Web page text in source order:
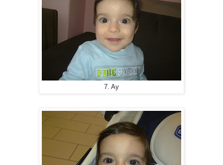
7. Ay